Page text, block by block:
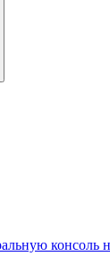
консоль